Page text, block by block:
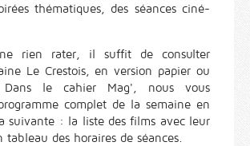
thématiques, des séances ciné-
rien rater, il suffit de consulter
Le Crestois, en version papier ou
Dans le cahier Mag', nous vous
complet de la semaine en
suivante : la liste des films avec leur
tableau des horaires de séances.